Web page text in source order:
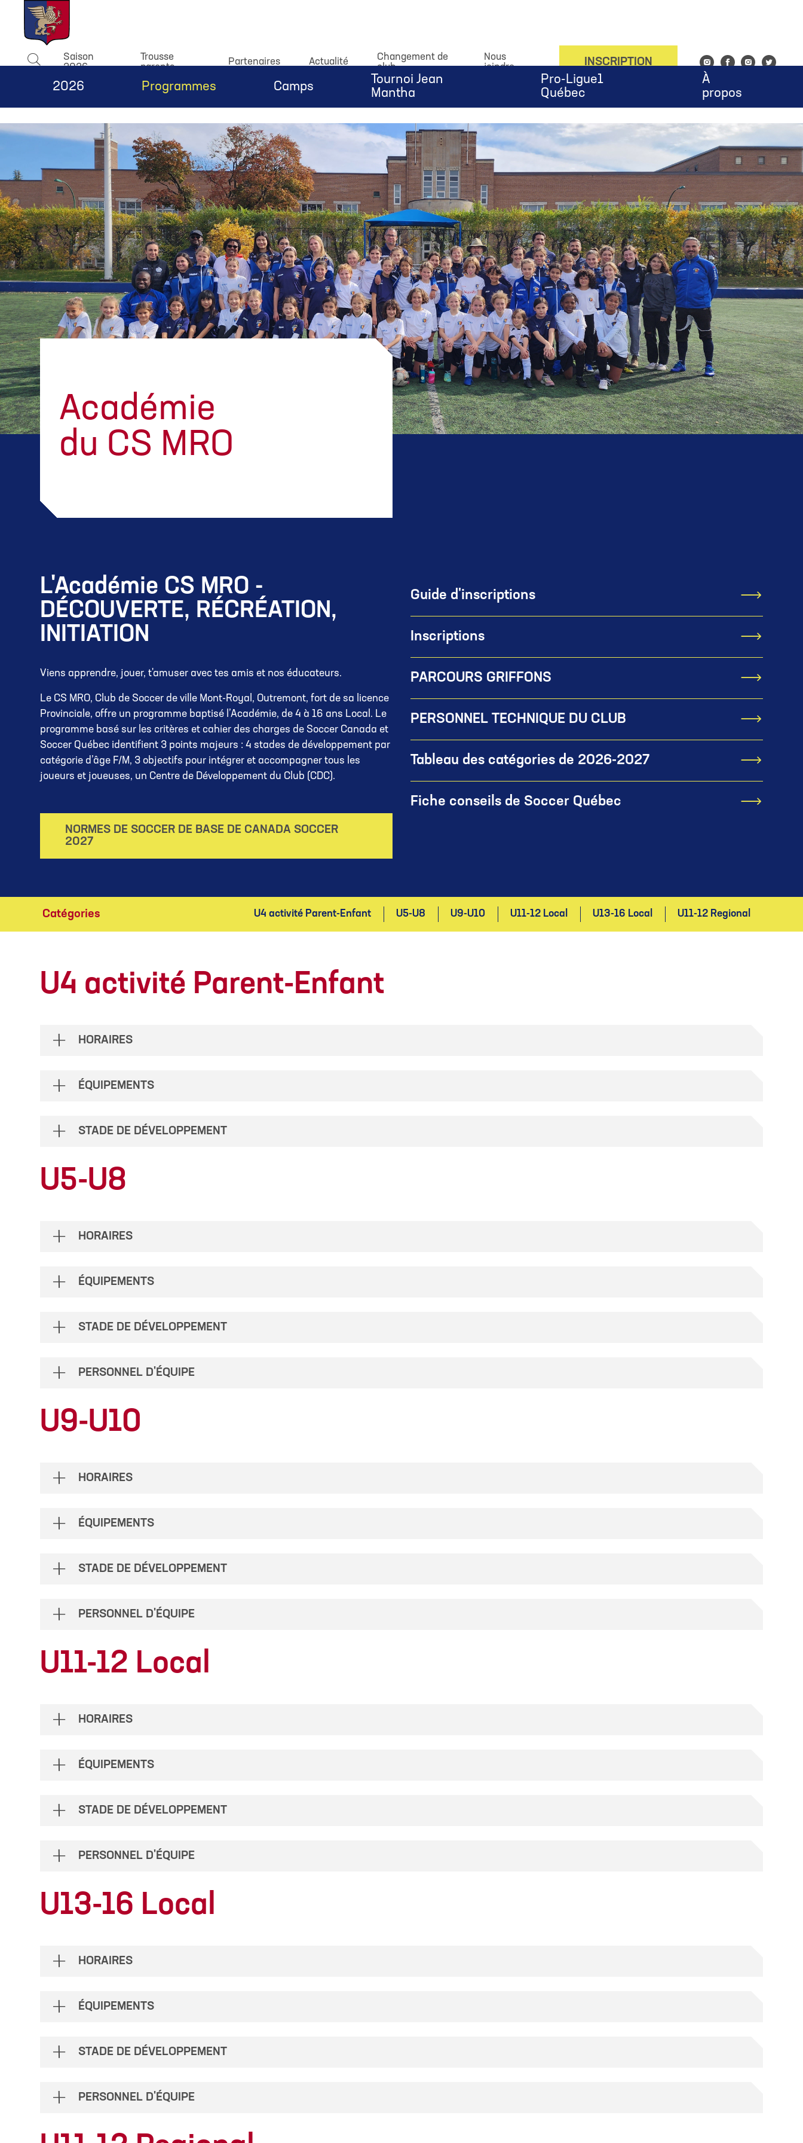
window.dataLayer = window.dataLayer || []; function gtag(){dataLayer.push(arguments);} gtag('js', new Date()); gtag('config', 'UA-143753676-1');
Rechercher
Saison
2026
Trousse
parents
Partenaires Actualité
Changement de
club
Nous
joindre
INSCRIPTION
Instagram
FacebookInstagram
Twitter
2026 Programmes Camps
Tournoi Jean
Mantha
Pro-Ligue1
Québec
À
propos
Académie
du CS MRO
L'Académie CS MRO -
DÉCOUVERTE, RÉCRÉATION,
INITIATION
Viens apprendre, jouer, t'amuser avec tes amis et nos éducateurs.
Le CS MRO, Club de Soccer de ville Mont-Royal, Outremont, fort de sa licence
Provinciale, offre un programme baptisé l’Académie, de 4 à 16 ans Local. Le
programme basé sur les critères et cahier des charges de Soccer Canada et
Soccer Québec identifient 3 points majeurs : 4 stades de développement par
catégorie d’âge F/M, 3 objectifs pour intégrer et accompagner tous les
joueurs et joueuses, un Centre de Développement du Club (CDC).
NORMES DE SOCCER DE BASE DE CANADA SOCCER
2027
Guide d'inscriptions
Inscriptions
PARCOURS GRIFFONS
PERSONNEL TECHNIQUE DU CLUB
Tableau des catégories de 2026-2027
Fiche conseils de Soccer Québec
Catégories U4 activité Parent-Enfant U5-U8 U9-U10 U11-12 Local U13-16 Local U11-12 Regional
U4 activité Parent-Enfant
HORAIRES
ÉQUIPEMENTS
STADE DE DÉVELOPPEMENT
U5-U8
HORAIRES
ÉQUIPEMENTS
STADE DE DÉVELOPPEMENT
PERSONNEL D'ÉQUIPE
U9-U10
HORAIRES
ÉQUIPEMENTS
STADE DE DÉVELOPPEMENT
PERSONNEL D'ÉQUIPE
U11-12 Local
HORAIRES
ÉQUIPEMENTS
STADE DE DÉVELOPPEMENT
PERSONNEL D'ÉQUIPE
U13-16 Local
HORAIRES
ÉQUIPEMENTS
STADE DE DÉVELOPPEMENT
PERSONNEL D'ÉQUIPE